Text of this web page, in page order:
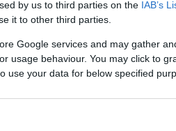
by us to third parties on the IAB’s
it to other third parties.
Google services and may gather
usage behaviour. You may click to
use your data for below specified
Mozart sűrűség